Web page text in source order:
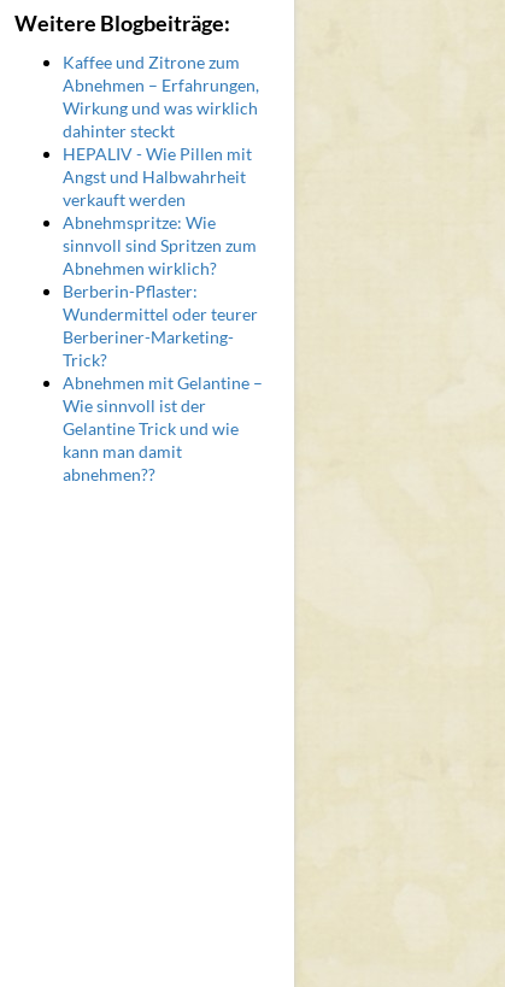
Weitere Blogbeiträge:
Kaffee und Zitrone zum
Abnehmen – Erfahrungen,
Wirkung und was wirklich
dahinter steckt
HEPALIV - Wie Pillen mit
Angst und Halbwahrheit
verkauft werden
Abnehmspritze: Wie
sinnvoll sind Spritzen zum
Abnehmen wirklich?
Berberin-Pflaster:
Wundermittel oder teurer
Berberiner-Marketing-
Trick?
Abnehmen mit Gelantine –
Wie sinnvoll ist der
Gelantine Trick und wie
kann man damit
abnehmen??